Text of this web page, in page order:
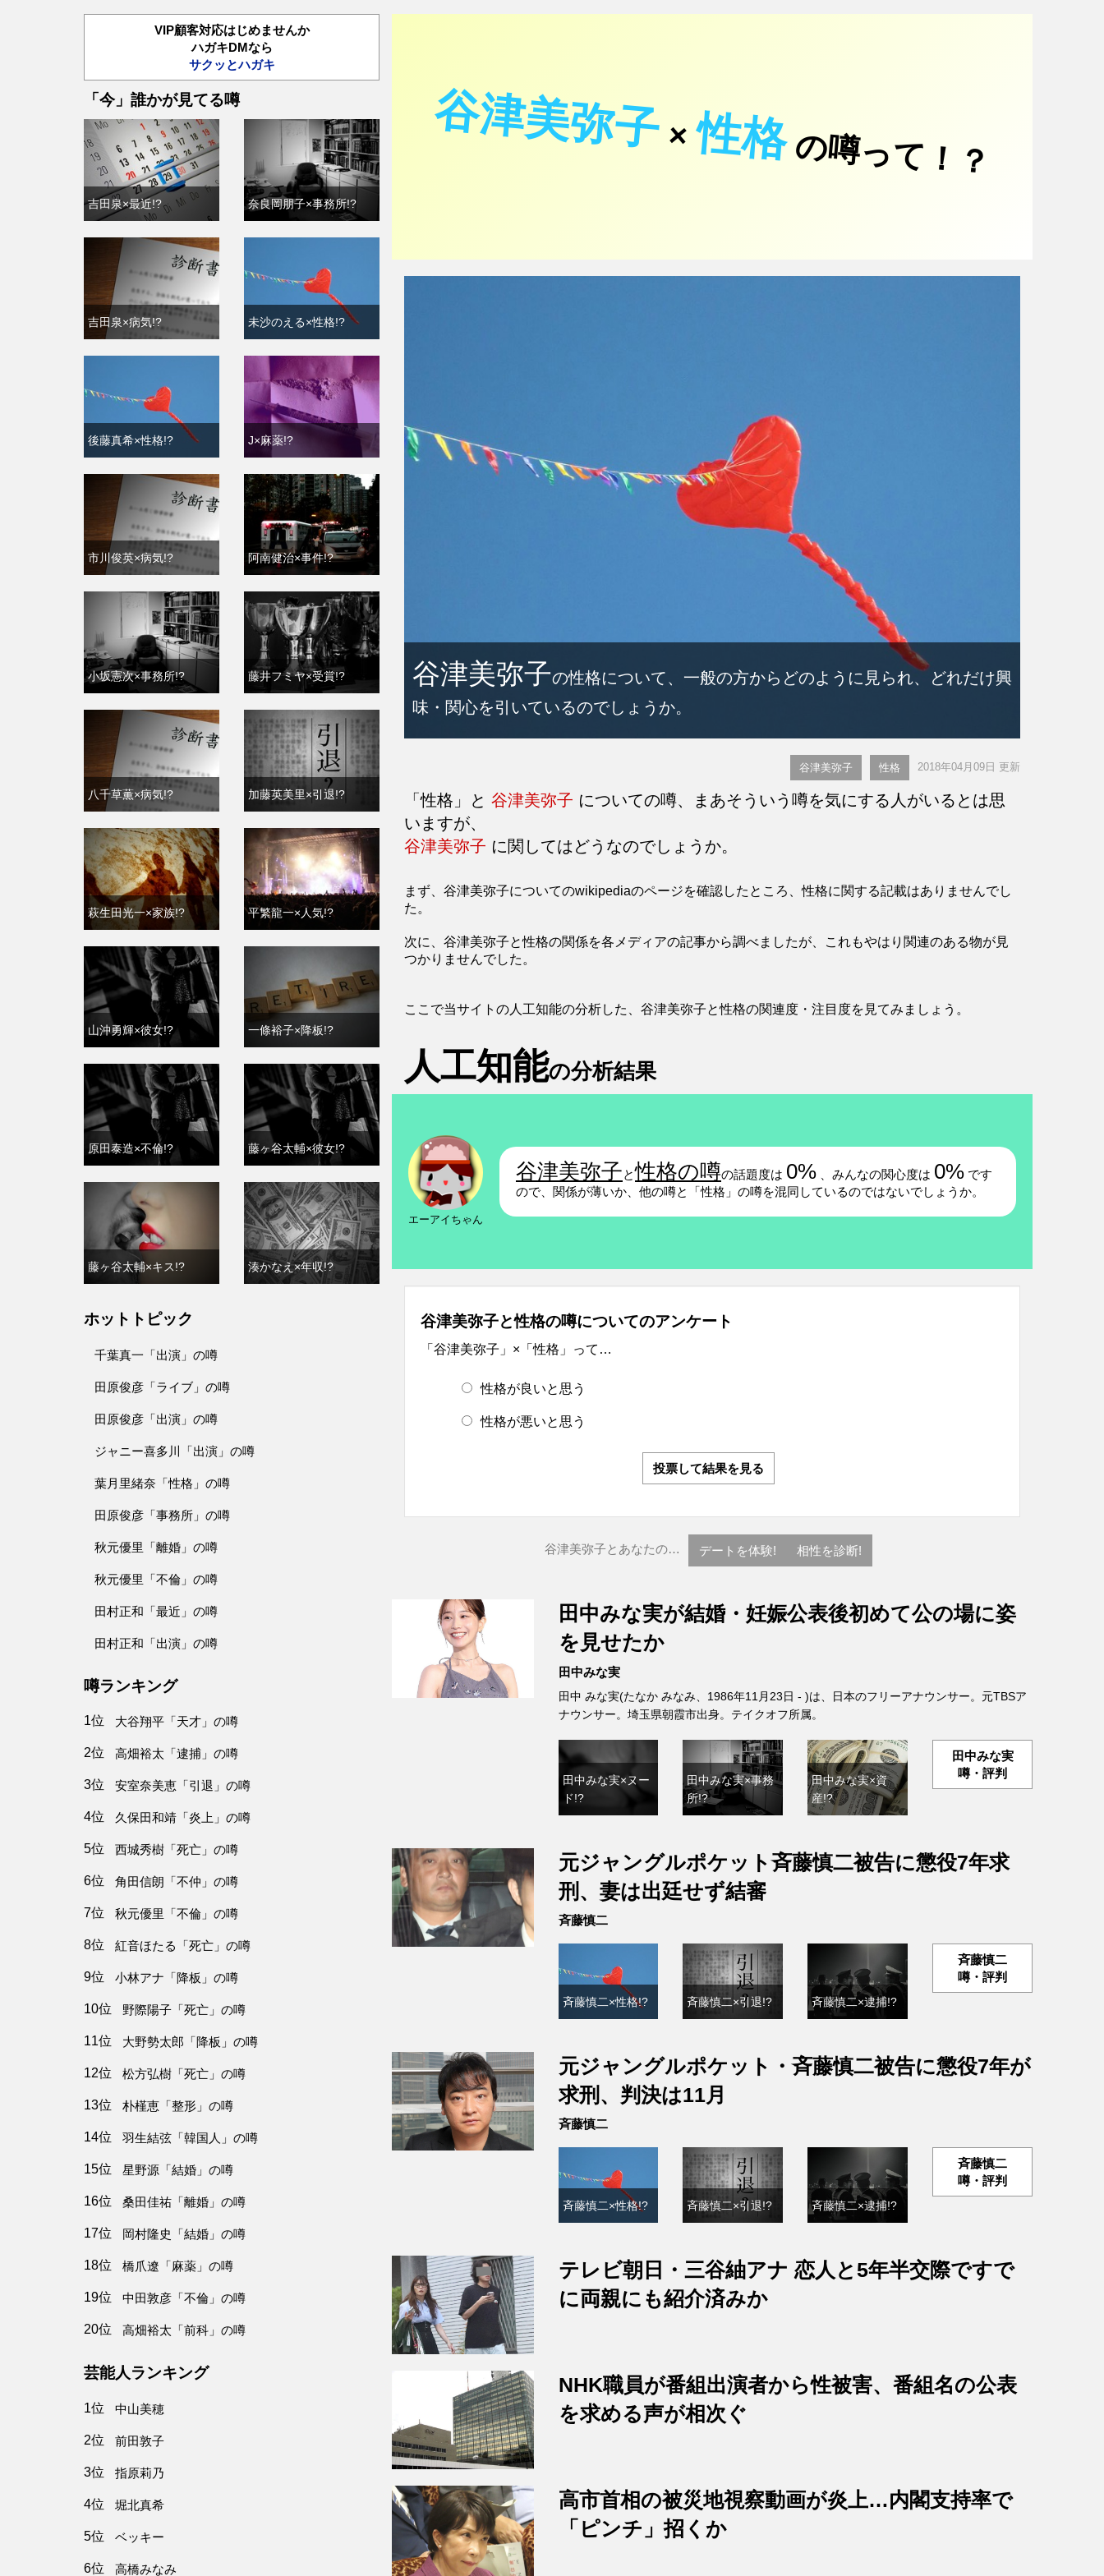
谷津美弥子×性格の噂って！？
谷津美弥子の性格について、一般の方からどのように見られ、どれだけ興
味・関心を引いているのでしょうか。
谷津美弥子 性格 2018年04月09日 更新
「性格」と 谷津美弥子 についての噂、まあそういう噂を気にする人がいるとは思
いますが、
谷津美弥子 に関してはどうなのでしょうか。
まず、谷津美弥子についてのwikipediaのページを確認したところ、性格に関する記載はありませんでし
た。
次に、谷津美弥子と性格の関係を各メディアの記事から調べましたが、これもやはり関連のある物が見
つかりませんでした。
ここで当サイトの人工知能の分析した、谷津美弥子と性格の関連度・注目度を見てみましょう。
人工知能の分析結果
エーアイちゃん
谷津美弥子と性格の噂の話題度は 0% 、みんなの関心度は 0% です
ので、関係が薄いか、他の噂と「性格」の噂を混同しているのではないでしょうか。
谷津美弥子と性格の噂についてのアンケート
「谷津美弥子」×「性格」って…
性格が良いと思う
性格が悪いと思う
投票して結果を見る
谷津美弥子とあなたの… デートを体験! 相性を診断!
田中みな実が結婚・妊娠公表後初めて公の場に姿
を見せたか
田中みな実
田中 みな実(たなか みなみ、1986年11月23日 - )は、日本のフリーアナウンサー。元TBSア
ナウンサー。埼玉県朝霞市出身。テイクオフ所属。
田中みな実×ヌー
ド!?
田中みな実×事務
所!?
田中みな実×資
産!?
田中みな実
噂・評判
元ジャングルポケット斉藤慎二被告に懲役7年求
刑、妻は出廷せず結審
斉藤慎二
斉藤慎二×性格!? 斉藤慎二×引退!? 斉藤慎二×逮捕!?
斉藤慎二
噂・評判
元ジャングルポケット・斉藤慎二被告に懲役7年が
求刑、判決は11月
斉藤慎二
斉藤慎二×性格!? 斉藤慎二×引退!? 斉藤慎二×逮捕!?
斉藤慎二
噂・評判
テレビ朝日・三谷紬アナ 恋人と5年半交際ですで
に両親にも紹介済みか
NHK職員が番組出演者から性被害、番組名の公表
を求める声が相次ぐ
高市首相の被災地視察動画が炎上…内閣支持率で
「ピンチ」招くか
VIP顧客対応はじめませんか
ハガキDMなら
サクッとハガキ
「今」誰かが見てる噂
吉田泉×最近!? 奈良岡朋子×事務所!?
吉田泉×病気!? 未沙のえる×性格!?
後藤真希×性格!? J×麻薬!?
市川俊英×病気!? 阿南健治×事件!?
小坂憲次×事務所!? 藤井フミヤ×受賞!?
八千草薫×病気!? 加藤英美里×引退!?
萩生田光一×家族!? 平繁龍一×人気!?
山沖勇輝×彼女!? 一條裕子×降板!?
原田泰造×不倫!? 藤ヶ谷太輔×彼女!?
藤ヶ谷太輔×キス!? 湊かなえ×年収!?
ホットトピック
千葉真一「出演」の噂
田原俊彦「ライブ」の噂
田原俊彦「出演」の噂
ジャニー喜多川「出演」の噂
葉月里緒奈「性格」の噂
田原俊彦「事務所」の噂
秋元優里「離婚」の噂
秋元優里「不倫」の噂
田村正和「最近」の噂
田村正和「出演」の噂
噂ランキング
1位 大谷翔平「天才」の噂
2位 高畑裕太「逮捕」の噂
3位 安室奈美恵「引退」の噂
4位 久保田和靖「炎上」の噂
5位 西城秀樹「死亡」の噂
6位 角田信朗「不仲」の噂
7位 秋元優里「不倫」の噂
8位 紅音ほたる「死亡」の噂
9位 小林アナ「降板」の噂
10位 野際陽子「死亡」の噂
11位 大野勢太郎「降板」の噂
12位 松方弘樹「死亡」の噂
13位 朴槿恵「整形」の噂
14位 羽生結弦「韓国人」の噂
15位 星野源「結婚」の噂
16位 桑田佳祐「離婚」の噂
17位 岡村隆史「結婚」の噂
18位 橋爪遼「麻薬」の噂
19位 中田敦彦「不倫」の噂
20位 高畑裕太「前科」の噂
芸能人ランキング
1位 中山美穂
2位 前田敦子
3位 指原莉乃
4位 堀北真希
5位 ベッキー
6位 高橋みなみ